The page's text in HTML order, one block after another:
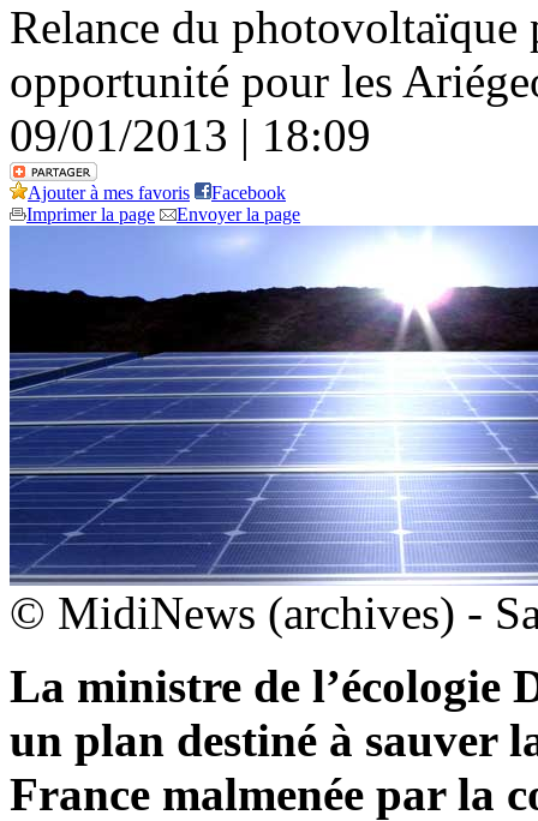
Relance du photovoltaïque
opportunité pour les
09/01/2013 | 18:09
Ajouter à mes favoris
Facebook
Imprimer la page
Envoyer la page
© MidiNews (archives) -
La ministre de l’écologie
un plan destiné à sauver
France malmenée par la